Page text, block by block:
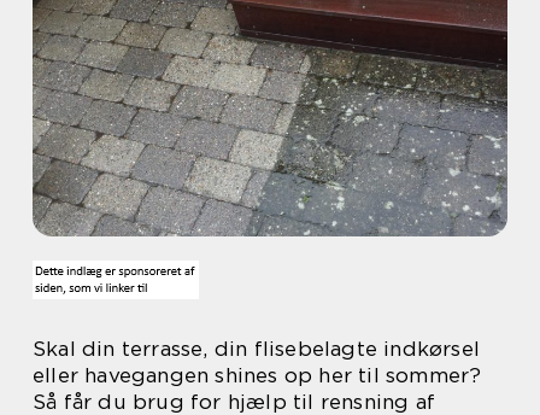
Skal din terrasse, din flisebelagte indkørsel
eller havegangen shines op her til sommer?
Så får du brug for hjælp til rensning af